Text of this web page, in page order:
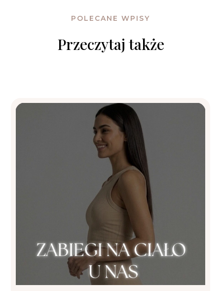
POLECANE WPISY
Przeczytaj także